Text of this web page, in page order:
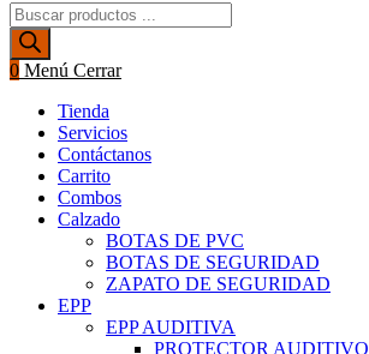
de
Búsqueda
de
productos
0 Menú Cerrar
Tienda
Servicios
Contáctanos
Carrito
Combos
Calzado
BOTAS DE PVC
BOTAS DE SEGURIDAD
ZAPATO DE SEGURIDAD
EPP
EPP AUDITIVA
PROTECTOR AUDITIVO